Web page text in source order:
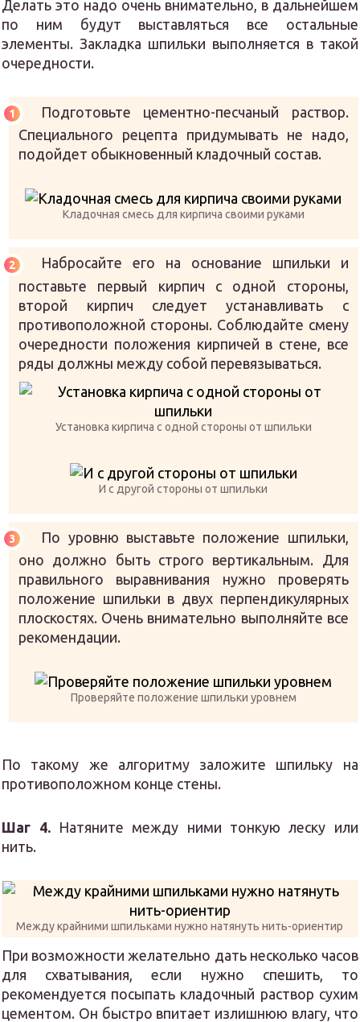
Делать это надо очень внимательно, в дальнейшем
по ним будут выставляться все остальные
элементы. Закладка шпильки выполняется в такой
очередности.
Подготовьте цементно-песчаный раствор.
Специального рецепта придумывать не надо,
подойдет обыкновенный кладочный состав.
Кладочная смесь для кирпича своими руками
Набросайте его на основание шпильки и
поставьте первый кирпич с одной стороны,
второй кирпич следует устанавливать с
противоположной стороны. Соблюдайте смену
очередности положения кирпичей в стене, все
ряды должны между собой перевязываться.
Установка кирпича с одной стороны от шпильки
И с другой стороны от шпильки
По уровню выставьте положение шпильки,
оно должно быть строго вертикальным. Для
правильного выравнивания нужно проверять
положение шпильки в двух перпендикулярных
плоскостях. Очень внимательно выполняйте все
рекомендации.
Проверяйте положение шпильки уровнем
По такому же алгоритму заложите шпильку на
противоположном конце стены.
Шаг 4.Натяните между ними тонкую леску или
нить.
Между крайними шпильками нужно натянуть нить-ориентир
При возможности желательно дать несколько часов
для схватывания, если нужно спешить, то
рекомендуется посыпать кладочный раствор сухим
цементом. Он быстро впитает излишнюю влагу, что